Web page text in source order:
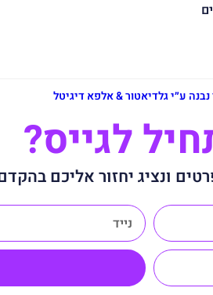
ע״י גלדיאטור & אלפא דיגיטל
לגייס?
ונציג יחזור אליכם